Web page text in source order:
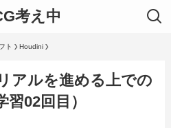
考え中
ト Houdini
アルを進める上での
02回目）